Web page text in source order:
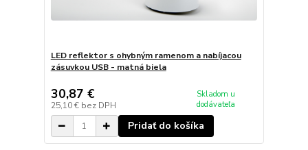
LED reflektor s ohybným ramenom a nabíjacou
zásuvkou USB - matná biela
30,87 €
25,10 € bez DPH
Skladom u
dodávateľa
Pridať do košíka